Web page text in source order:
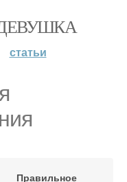
статьи
Правильное